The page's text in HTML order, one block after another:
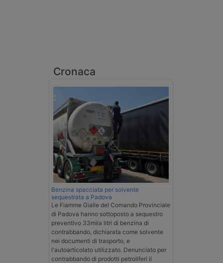
Cronaca
Benzina spacciata per solvente
sequestrata a Padova
Le Fiamme Gialle del Comando Provinciale
di Padova hanno sottoposto a sequestro
preventivo 33mila litri di benzina di
contrabbando, dichiarata come solvente
nei documenti di trasporto, e
l'autoarticolato utilizzato. Denunciato per
contrabbando di prodotti petroliferi il